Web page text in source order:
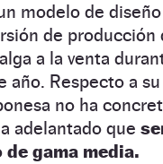
modelo de
de producción
a la venta
año. Respecto a su
no ha
adelantado que
de gama media.